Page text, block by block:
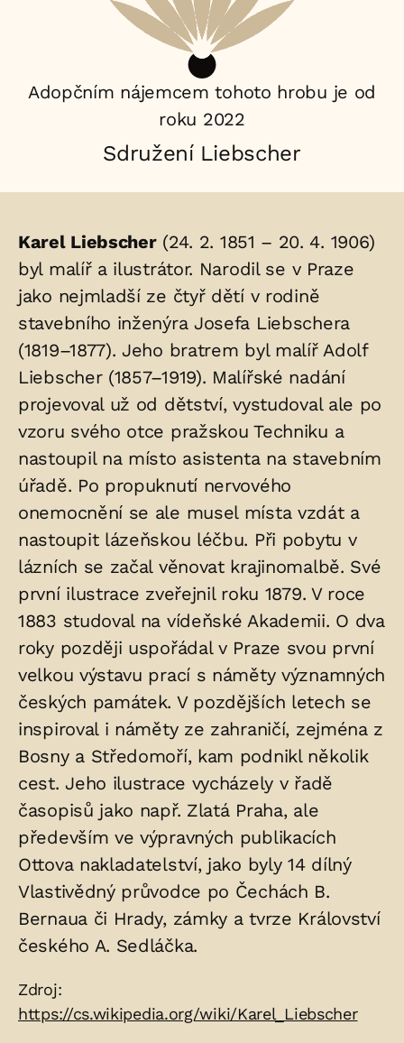
nájemce:
Adopčním nájemcem tohoto hrobu je od
roku 2022
Sdružení Liebscher
Životopis
osoby/osob
uložených
v
hrobu:
Karel Liebscher(24. 2. 1851 – 20. 4. 1906)
byl malíř a ilustrátor. Narodil se v Praze
jako nejmladší ze čtyř dětí v rodině
stavebního inženýra Josefa Liebschera
(1819–1877). Jeho bratrem byl malíř Adolf
Liebscher (1857–1919). Malířské nadání
projevoval už od dětství, vystudoval ale po
vzoru svého otce pražskou Techniku a
nastoupil na místo asistenta na stavebním
úřadě. Po propuknutí nervového
onemocnění se ale musel místa vzdát a
nastoupit lázeňskou léčbu. Při pobytu v
lázních se začal věnovat krajinomalbě. Své
první ilustrace zveřejnil roku 1879. V roce
1883 studoval na vídeňské Akademii. O dva
roky později uspořádal v Praze svou první
velkou výstavu prací s náměty významných
českých památek. V pozdějších letech se
inspiroval i náměty ze zahraničí, zejména z
Bosny a Středomoří, kam podnikl několik
cest. Jeho ilustrace vycházely v řadě
časopisů jako např. Zlatá Praha, ale
především ve výpravných publikacích
Ottova nakladatelství, jako byly 14 dílný
Vlastivědný průvodce po Čechách B.
Bernaua či Hrady, zámky a tvrze Království
českého A. Sedláčka.
Zdroje:
Zdroj:
https://cs.wikipedia.org/wiki/Karel_Liebscher